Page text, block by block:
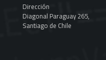
Dirección
Diagonal Paraguay 265,
Santiago de Chile